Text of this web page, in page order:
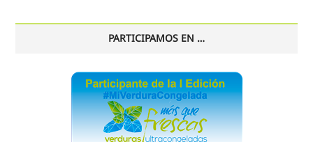
PARTICIPAMOS EN …